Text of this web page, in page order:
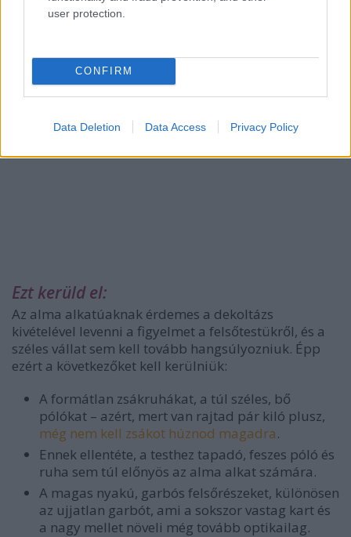
user protection.
CONFIRM
Data Deletion Data Access Privacy Policy
Ezt kerüld el:
Az alma alkatúaknak érdemes a dekoltázs
kivételével levenni a figyelmet a felsőtestükről, és a
széles vállat sem kell tovább hangsúlyozniuk. Épp
ezért a következőket kell kerülniük:
A formátlan zsákruhákat, a túl széles, bő
pólókat – azért, mert van rajtad pár kiló plusz,
még nem kell zsákot húznod magadra.
Ennek ellentéte, a testhez tapadó, feszes póló és
ruha sem túl előnyös az alma alkat számára.
A magas nyakú, garbós felsőrészeket, különösen
az ujjatlan garbót, ami a sokszor vastag kart és
a nagy mellet növeli még tovább optikailag.